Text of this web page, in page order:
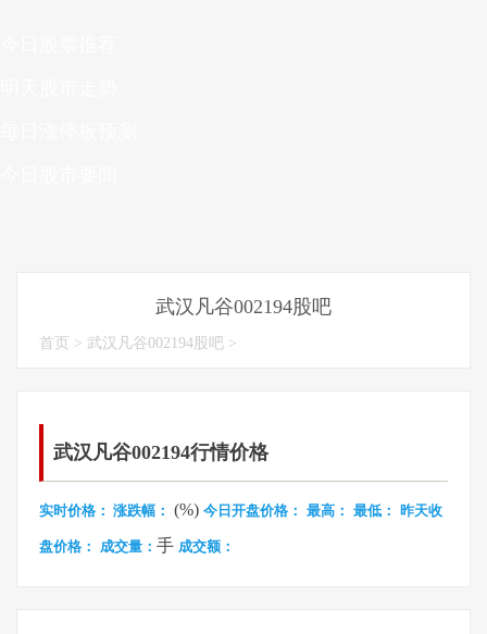
武汉凡谷002194股吧
首页 > 武汉凡谷002194股吧 >
武汉凡谷002194行情价格
实时价格： 涨跌幅： (%) 今日开盘价格： 最高： 最低： 昨天收
盘价格： 成交量： 手 成交额：